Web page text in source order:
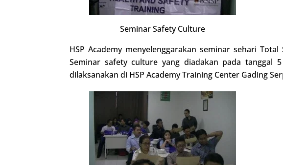
Seminar Safety Culture
HSP Academy menyelenggarakan seminar sehari
Seminar safety culture yang diadakan pada tanggal
dilaksanakan di HSP Academy Training Center Gading